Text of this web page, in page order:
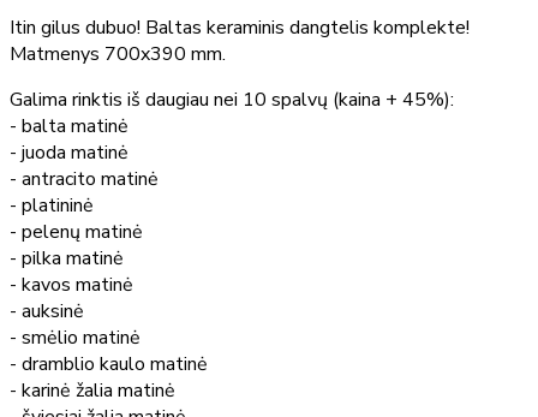
Itin gilus dubuo! Baltas keraminis dangtelis komplekte!
Matmenys 700x390 mm.
Galima rinktis iš daugiau nei 10 spalvų (kaina + 45%):
- balta matinė
- juoda matinė
- antracito matinė
- platininė
- pelenų matinė
- pilka matinė
- kavos matinė
- auksinė
- smėlio matinė
- dramblio kaulo matinė
- karinė žalia matinė